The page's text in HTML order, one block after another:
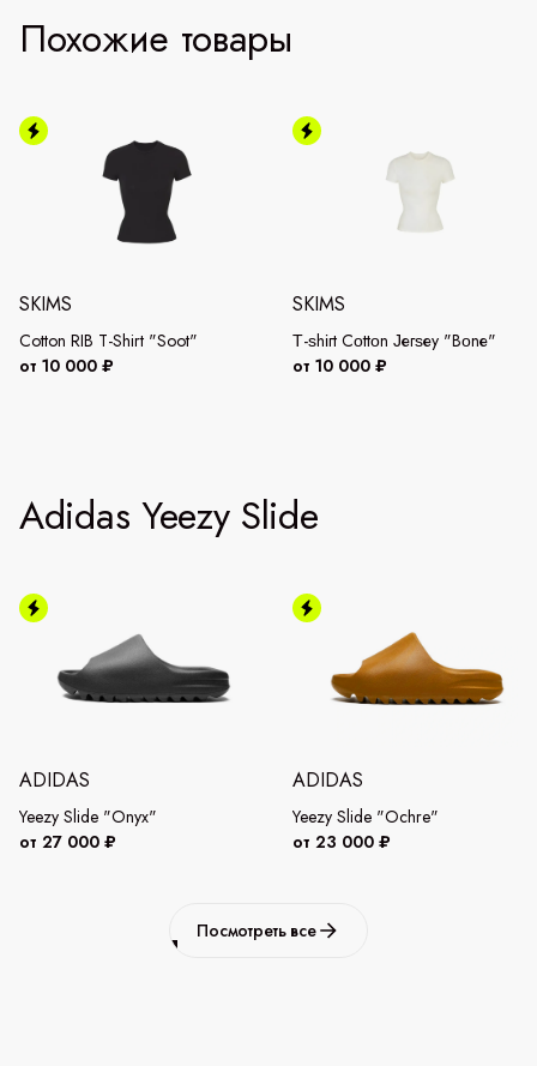
Похожие товары
SKIMS
Cotton RIB T-Shirt "Soot"
от 10 000 ₽
SKIMS
Τ-ѕhігt Сοttοn Јегѕеу "Вοnе"
от 10 000 ₽
Adidas Yeezy Slide
ADIDAS
Yeezy Slide "Onyx"
от 27 000 ₽
ADIDAS
Yeezy Slide "Ochre"
от 23 000 ₽
Посмотреть все